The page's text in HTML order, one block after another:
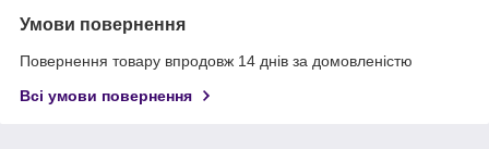
Умови повернення
Повернення товару впродовж 14 днів за домовленістю
Всі умови повернення